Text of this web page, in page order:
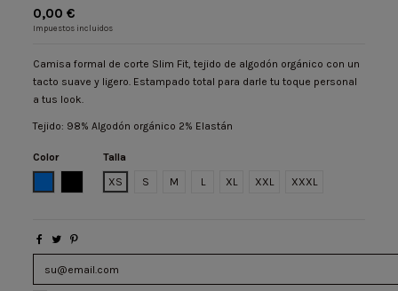
0,00 €
Impuestos incluidos
Camisa formal de corte Slim Fit, tejido de algodón orgánico con un
tacto suave y ligero. Estampado total para darle tu toque personal
a tus look.
Tejido: 98% Algodón orgánico 2% Elastán
Color
Talla
XS
S M L XL XXL XXXL